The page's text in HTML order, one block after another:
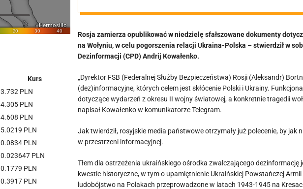
Rosja zamierza opublikować w niedzielę sfałszowane dokumenty
na Wołyniu, w celu pogorszenia relacji Ukraina-Polska – stwierdził w
Dezinformacji (CPD) Andrij Kowałenko.
„Dyrektor FSB (Federalnej Służby Bezpieczeństwa) Rosji (Aleksandr)
(dez)informacyjne, których celem jest skłócenie Polski i Ukrainy.
dotyczące wydarzeń z okresu II wojny światowej, a konkretnie tragedii
napisał Kowałenko w komunikatorze Telegram.
Jak twierdził, rosyjskie media państwowe otrzymały już polecenie, by
w przestrzeni informacyjnej.
Tłem dla ostrzeżenia ukraińskiego ośrodka zwalczającego
kwestie historyczne, w tym o upamiętnienie Ukraińskiej Powstańczej
ludobójstwo na Polakach przeprowadzone w latach 1943-1945 na
Kurs
3.732 PLN
4.305 PLN
4.608 PLN
5.0219 PLN
0.0834 PLN
0.023647 PLN
0.1779 PLN
0.3917 PLN